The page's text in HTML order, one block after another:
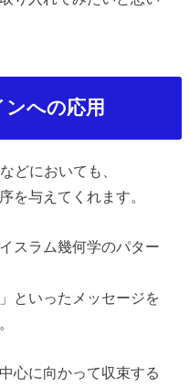
への応用
どにおいても、
を与えてくれます。
スラム幾何学のパター
といったメッセージを
心に向かって収束する